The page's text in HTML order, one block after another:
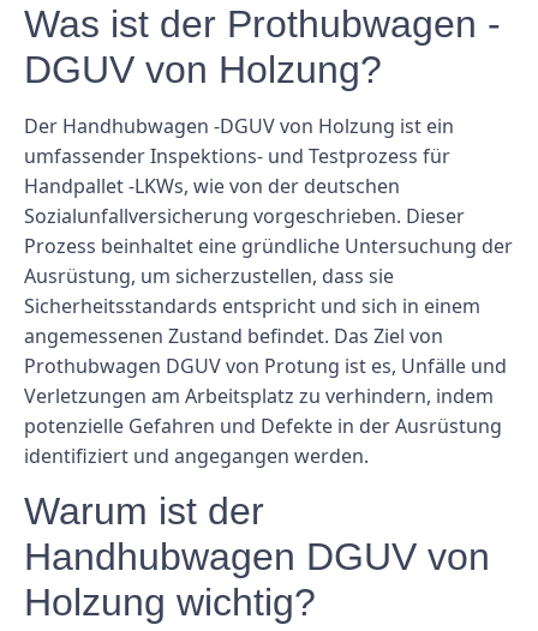
Was ist der Prothubwagen -
DGUV von Holzung?
Der Handhubwagen -DGUV von Holzung ist ein
umfassender Inspektions- und Testprozess für
Handpallet -LKWs, wie von der deutschen
Sozialunfallversicherung vorgeschrieben. Dieser
Prozess beinhaltet eine gründliche Untersuchung der
Ausrüstung, um sicherzustellen, dass sie
Sicherheitsstandards entspricht und sich in einem
angemessenen Zustand befindet. Das Ziel von
Prothubwagen DGUV von Protung ist es, Unfälle und
Verletzungen am Arbeitsplatz zu verhindern, indem
potenzielle Gefahren und Defekte in der Ausrüstung
identifiziert und angegangen werden.
Warum ist der
Handhubwagen DGUV von
Holzung wichtig?